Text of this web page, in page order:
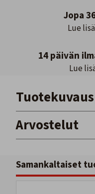
Jopa
Lue
14 päivän
Lue
Tuotekuvaus
Arvostelut
Samankaltaiset